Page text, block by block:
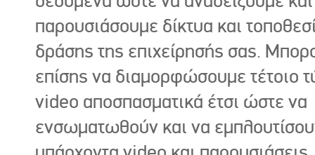
παρουσιάσουμε δίκτυα και
δράσης της επιχείρησής σας.
επίσης να διαμορφώσουμε τέτοιο
video αποσπασματικά έτσι ώστε να
ενσωματωθούν και να